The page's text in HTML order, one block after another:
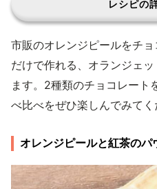
レシピの
市販のオレンジピールをチ
だけで作れる、オランジェ
ます。2種類のチョコレート
べ比べをぜひ楽しんでみてく
オレンジピールと紅茶のパ